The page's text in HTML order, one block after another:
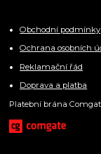
Obchodní podmínky
Ochrana osobních
Reklamační řád
Doprava a platba
Platební brána